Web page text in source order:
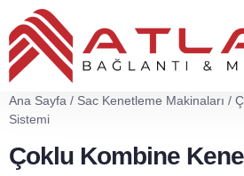
Ana Sayfa / Sac Kenetleme Makinaları /
Sistemi
Çoklu Kombine